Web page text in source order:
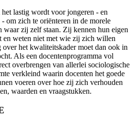
lastig wordt voor jongeren - en
om zich te oriënteren in de morele
waar zij zelf staan. Zij kennen hun eigen
en weten niet met wie zij zich willen
het kwaliteitskader moet dan ook in
Als een docentenprogramma vol
overbrengen van allerlei sociologische
verkleind waarin docenten het goede
voeren over hoe zij zich verhouden
waarden en vraagstukken.